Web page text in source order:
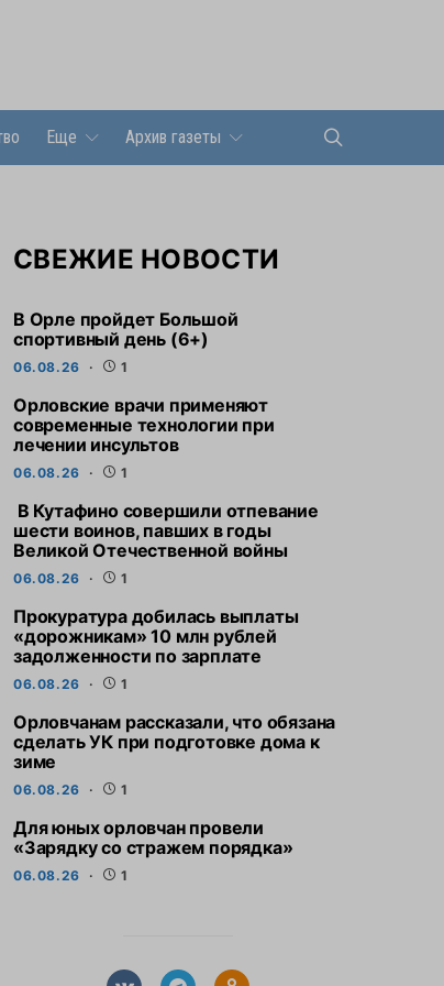
Еще Архив газеты
Прокуратура добилась
СВЕЖИЕ НОВОСТИ
В Орле пройдет Большой
спортивный день (6+)
06.08.26 1
Орловские врачи применяют
современные технологии при
лечении инсультов
06.08.26 1
В Кутафино совершили отпевание
шести воинов, павших в годы
Великой Отечественной войны
06.08.26 1
Прокуратура добилась выплаты
«дорожникам» 10 млн рублей
задолженности по зарплате
06.08.26 1
Орловчанам рассказали, что обязана
сделать УК при подготовке дома к
зиме
06.08.26 1
Для юных орловчан провели
«Зарядку со стражем порядка»
06.08.26 1